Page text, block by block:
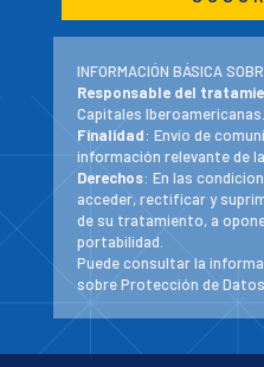
INFORMACIÓN BÁSICA
Responsable del
Capitales Iberoamericanas.
Finalidad: Envío de
información relevante de
Derechos: En las
acceder, rectificar y
de su tratamiento, a
portabilidad.
Puede consultar la
sobre Protección de